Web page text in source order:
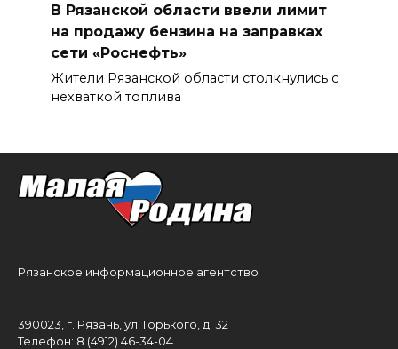
В Рязанской области ввели лимит
на продажу бензина на заправках
сети «Роснефть»
Жители Рязанской области столкнулись с
нехваткой топлива
Рязанское информационное агентство
390023, г. Рязань, ул. Горького, д. 32
Телефон: 8 (4912) 46-34-04